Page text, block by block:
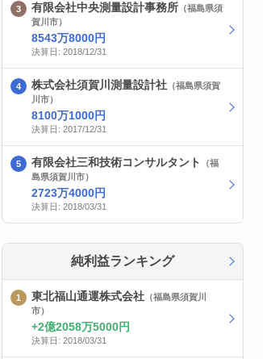
有限会社中央測量設計事務所 （福島県須
賀川市）
8543万8000円
決算日: 2018/12/31
株式会社須賀川測量設計社 （福島県須賀
川市）
8100万1000円
決算日: 2017/12/31
有限会社三和技術コンサルタント
（福
島県須賀川市）
2723万4000円
決算日: 2018/03/31
純利益ランキング
東北福山通運株式会社 （福島県須賀川
市）
2億2058万5000円
決算日: 2018/03/31